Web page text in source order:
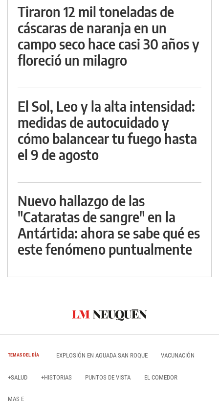
Tiraron 12 mil toneladas de
cáscaras de naranja en un
campo seco hace casi 30 años y
floreció un milagro
El Sol, Leo y la alta intensidad:
medidas de autocuidado y
cómo balancear tu fuego hasta
el 9 de agosto
Nuevo hallazgo de las
"Cataratas de sangre" en la
Antártida: ahora se sabe qué es
este fenómeno puntualmente
TEMAS DEL DÍA EXPLOSIÓN EN AGUADA SAN ROQUE VACUNACIÓN
+SALUD +HISTORIAS PUNTOS DE VISTA EL COMEDOR
MAS E